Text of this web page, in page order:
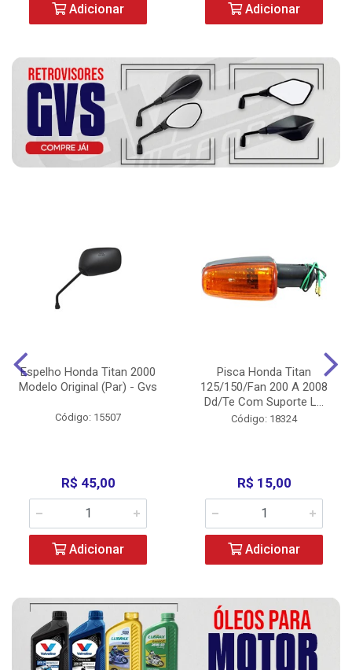
Adicionar Adicionar
Espelho Honda Titan 2000
Modelo Original (Par) - Gvs
Código: 15507
R$ 45,00
Adicionar
Pisca Honda Titan
125/150/Fan 200 A 2008
Dd/Te Com Suporte L...
Código: 18324
R$ 15,00
Adicionar